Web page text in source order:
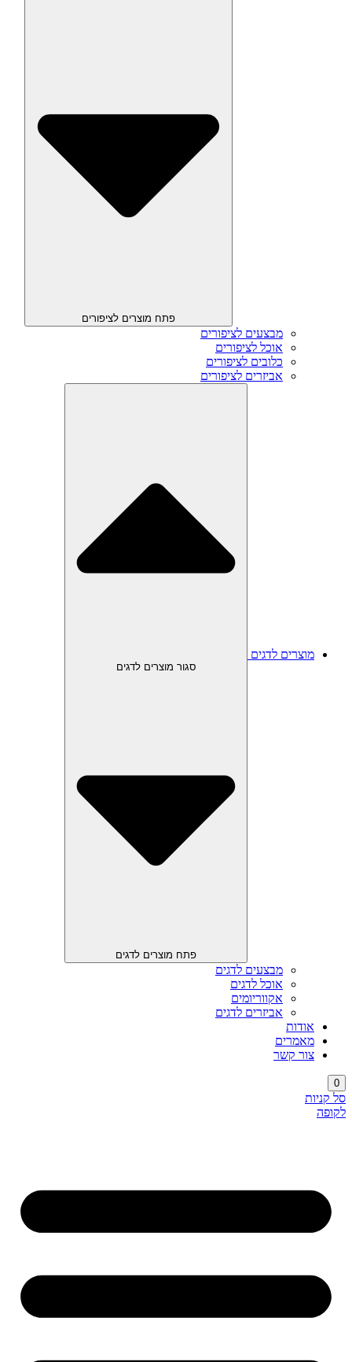
פתח מוצרים לציפורים
מבצעים לציפורים
אוכל לציפורים
כלובים לציפורים
אביזרים לציפורים
מוצרים לדגים
סגור מוצרים לדגים
פתח מוצרים לדגים
מבצעים לדגים
אוכל לדגים
אקווריומים
אביזרים לדגים
אודות
מאמרים
צור קשר
0
סל קניות
לקופה